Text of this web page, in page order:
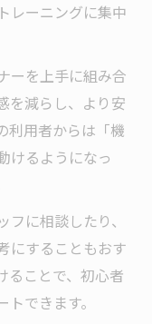
レーニングに集中
ーを上手に組み合
を減らし、より安
利用者からは「機
けるようになっ
に相談したり、
にすることもおす
ることで、初心者
できます。